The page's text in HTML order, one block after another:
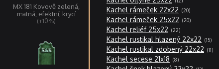
MX 181 Kovově zelená,
matná, efektní, krycí
(+10%)
produktů
Kachel rámeček 22x22 20produktů
Kachel rámeček 25x22 20produktů
Kachel reliéf 25x22 22produktů
Kachel rustikal hlazený 22x22 15
Kachel rustikal zdobený 22x22 11
Kachel secese 21x18 8produktů